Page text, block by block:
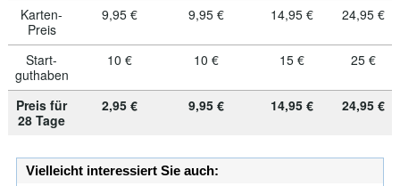
Karten-
Preis
9,95 € 9,95 € 14,95 € 24,95 €
Start-
guthaben
10 € 10 € 15 € 25 €
Preis für
28 Tage
2,95 € 9,95 € 14,95 € 24,95 €
Vielleicht interessiert Sie auch: